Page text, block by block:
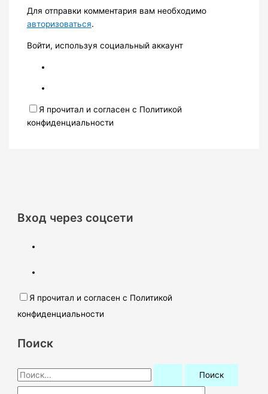
Для отправки комментария вам необходимо
авторизоваться.
Войти, используя социальный аккаунт
Я прочитал и согласен с Политикой
конфиденциальности
Вход через соцсети
Я прочитал и согласен с Политикой
конфиденциальности
Поиск
П
о